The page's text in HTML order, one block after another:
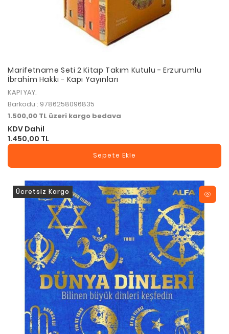
Marifetname Seti 2 Kitap Takım Kutulu - Erzurumlu
İbrahim Hakkı - Kapı Yayınları
KAPI YAY.
Barkodu : 9786258096835
1.500,00 TL üzeri kargo bedava
KDV Dahil
1.450,00 TL
Sepete Ekle
Ücretsiz Kargo